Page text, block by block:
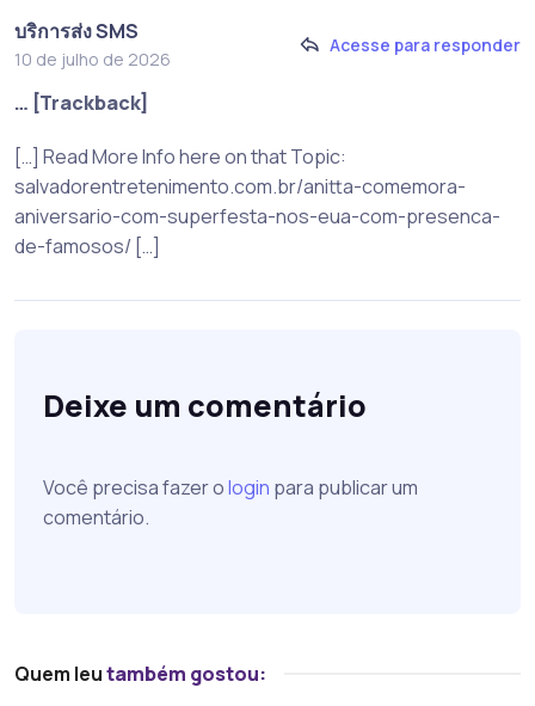
บริการส่ง SMS
10 de julho de 2026
Acesse para responder
… [Trackback]
[…] Read More Info here on that Topic:
salvadorentretenimento.com.br/anitta-comemora-
aniversario-com-superfesta-nos-eua-com-presenca-
de-famosos/ […]
Deixe um comentário
Você precisa fazer ologin para publicar um
comentário.
Quem leutambém gostou: